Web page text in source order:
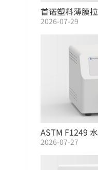
首诺塑料薄膜
选购指南
2026-07-29
ASTM F1249
| WVTR 测定仪
2026-07-27